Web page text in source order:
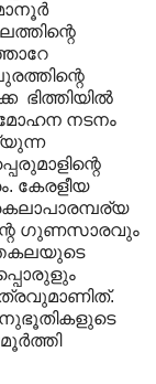
ഭിത്തിയില്‍
നടനം
കേരളീയ
ഗുണസാരവും